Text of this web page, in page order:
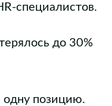
специалистов.
до 30%
одну позицию.